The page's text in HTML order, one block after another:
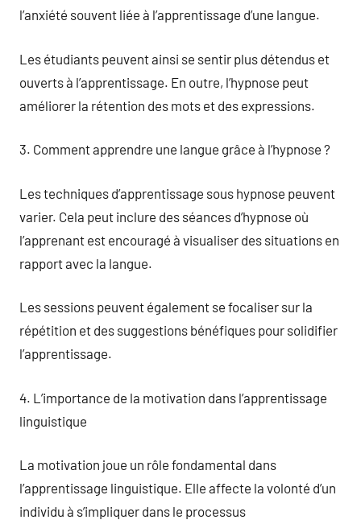
l’anxiété souvent liée à l’apprentissage d’une langue.
Les étudiants peuvent ainsi se sentir plus détendus et
ouverts à l’apprentissage. En outre, l’hypnose peut
améliorer la rétention des mots et des expressions.
3. Comment apprendre une langue grâce à l’hypnose ?
Les techniques d’apprentissage sous hypnose peuvent
varier. Cela peut inclure des séances d’hypnose où
l’apprenant est encouragé à visualiser des situations en
rapport avec la langue.
Les sessions peuvent également se focaliser sur la
répétition et des suggestions bénéfiques pour solidifier
l’apprentissage.
4. L’importance de la motivation dans l’apprentissage
linguistique
La motivation joue un rôle fondamental dans
l’apprentissage linguistique. Elle affecte la volonté d’un
individu à s’impliquer dans le processus